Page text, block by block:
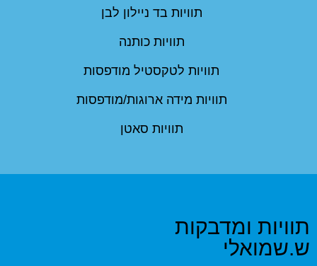
תוויות בד ניילון לבן
תוויות כותנה
תוויות לטקסטיל מודפסות
תוויות מידה ארוגות/מודפסות
תוויות סאטן
תוויות ומדבקות
ש.שמואלי